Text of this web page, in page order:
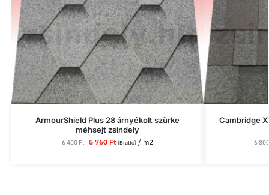
ArmourShield Plus 28 árnyékolt szürke
méhsejt zsindely
6 400Ft 5 760 Ft (Bruttó)/ m2
Cambridge
6